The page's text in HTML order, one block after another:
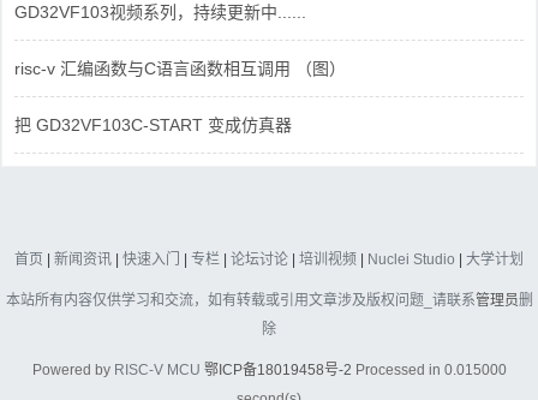
GD32VF103视频系列，持续更新中......
risc-v 汇编函数与C语言函数相互调用 （图）
把 GD32VF103C-START 变成仿真器
首页 | 新闻资讯 | 快速入门 | 专栏 | 论坛讨论 | 培训视频 | Nuclei Studio | 大学计划
本站所有内容仅供学习和交流，如有转载或引用文章涉及版权问题_请联系管理员删
除
Powered by RISC-V MCU 鄂ICP备18019458号-2 Processed in 0.015000